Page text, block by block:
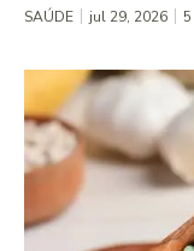
SAÚDE jul 29, 2026 5